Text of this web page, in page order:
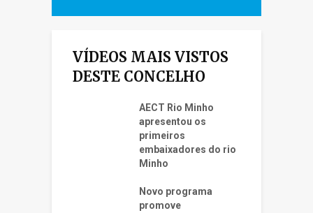
VÍDEOS MAIS VISTOS
DESTE CONCELHO
AECT Rio Minho
apresentou os
primeiros
embaixadores do rio
Minho
Novo programa
promove